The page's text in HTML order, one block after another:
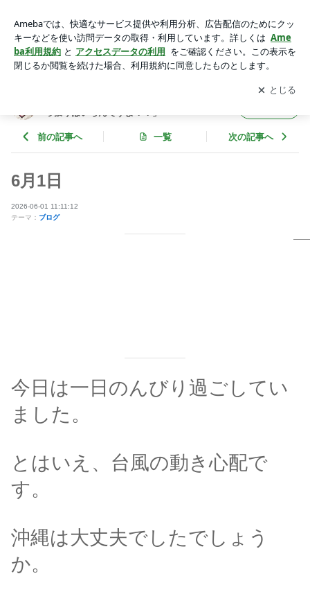
いらんですよ！！」Powered by Ameba
アプリをダウンロードして ブログの更新通知
を受け取りまし
ょう。
開く
っ張りはいらんですよ！！」
前の記事へ 一覧 次の記事へ
6月1日
2026-06-01 11:11:12
テーマ： ブログ
今日は一日のんびり過ごしてい
ました。
とはいえ、台風の動き心配で
す。
沖縄は大丈夫でしたでしょう
か。